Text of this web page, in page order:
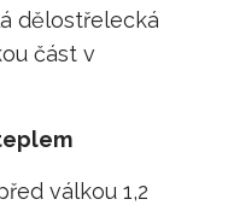
dělostřelecká
část v
válkou 1,2